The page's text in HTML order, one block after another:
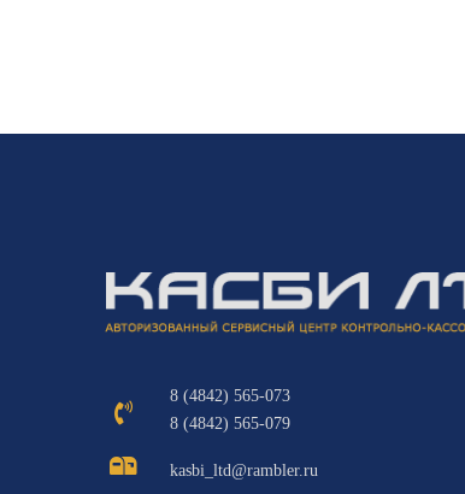
8 (4842) 565-073
8 (4842) 565-079
kasbi_ltd@rambler.ru